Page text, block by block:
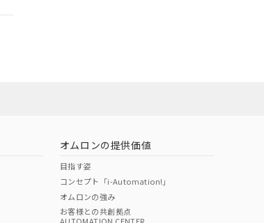
オムロンの提供価値
目指す姿
コンセプト「i-Automation!」
オムロンの強み
お客様との共創拠点